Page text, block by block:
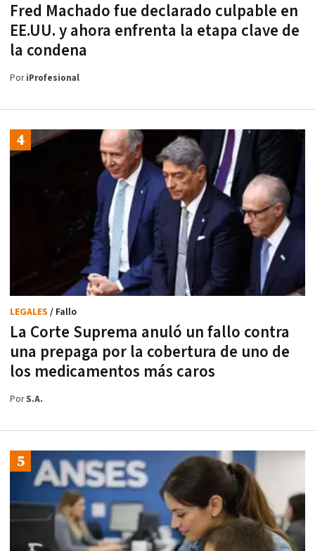
Fred Machado fue declarado culpable en
EE.UU. y ahora enfrenta la etapa clave de
la condena
PoriProfesional
La Corte Suprema anuló un fallo contra
una prepaga por la cobertura de uno de
los medicamentos más caros
LEGALES / Fallo
PorS.A.